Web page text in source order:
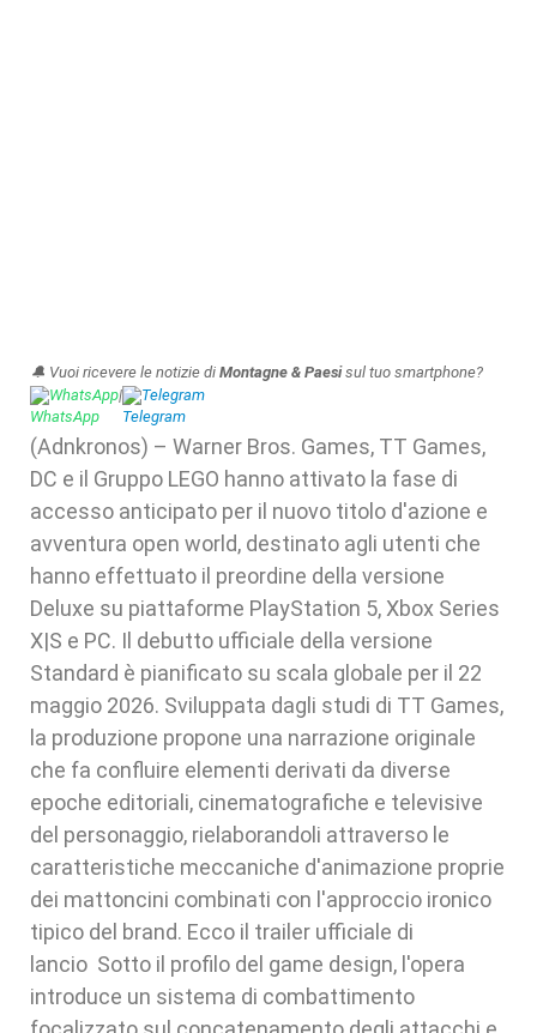
🔔 Vuoi ricevere le notizie di Montagne & Paesisul tuo smartphone?
WhatsApp| Telegram
(Adnkronos) – Warner Bros. Games, TT Games,
DC e il Gruppo LEGO hanno attivato la fase di
accesso anticipato per il nuovo titolo d'azione e
avventura open world, destinato agli utenti che
hanno effettuato il preordine della versione
Deluxe su piattaforme PlayStation 5, Xbox Series
X|S e PC. Il debutto ufficiale della versione
Standard è pianificato su scala globale per il 22
maggio 2026. Sviluppata dagli studi di TT Games,
la produzione propone una narrazione originale
che fa confluire elementi derivati da diverse
epoche editoriali, cinematografiche e televisive
del personaggio, rielaborandoli attraverso le
caratteristiche meccaniche d'animazione proprie
dei mattoncini combinati con l'approccio ironico
tipico del brand. Ecco il trailer ufficiale di
lancio Sotto il profilo del game design, l'opera
introduce un sistema di combattimento